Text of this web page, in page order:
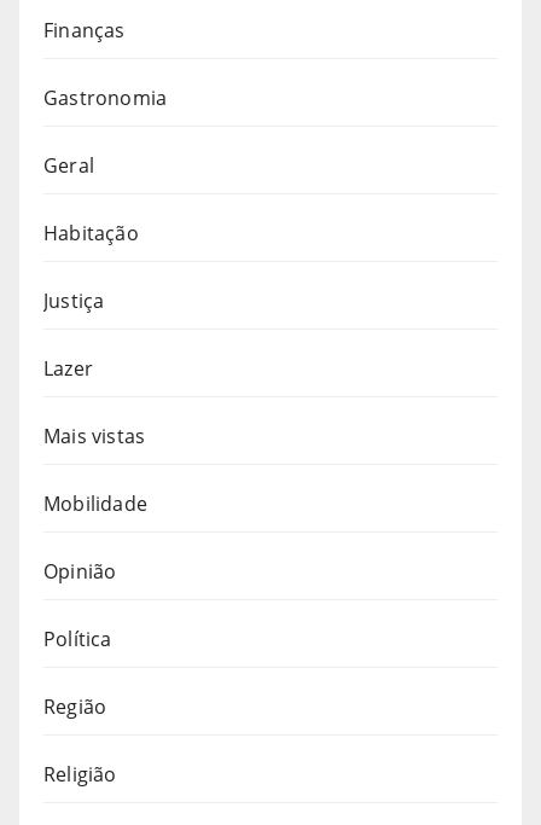
Finanças
Gastronomia
Geral
Habitação
Justiça
Lazer
Mais vistas
Mobilidade
Opinião
Política
Região
Religião